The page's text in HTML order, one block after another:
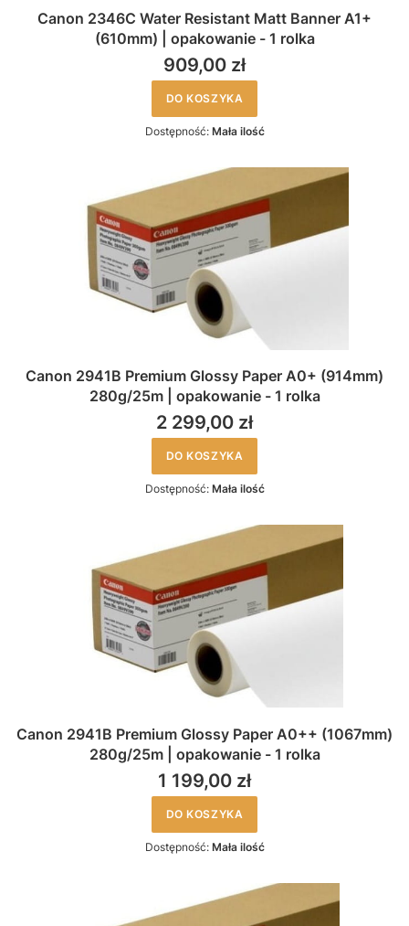
Canon 2346C Water Resistant Matt Banner A1+
(610mm) | opakowanie - 1 rolka
909,00 zł
DO KOSZYKA
Dostępność: Mała ilość
Canon 2941B Premium Glossy Paper A0+ (914mm)
280g/25m | opakowanie - 1 rolka
2 299,00 zł
DO KOSZYKA
Dostępność: Mała ilość
Canon 2941B Premium Glossy Paper A0++ (1067mm)
280g/25m | opakowanie - 1 rolka
1 199,00 zł
DO KOSZYKA
Dostępność: Mała ilość